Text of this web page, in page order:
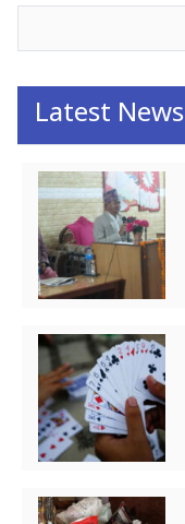
Latest News